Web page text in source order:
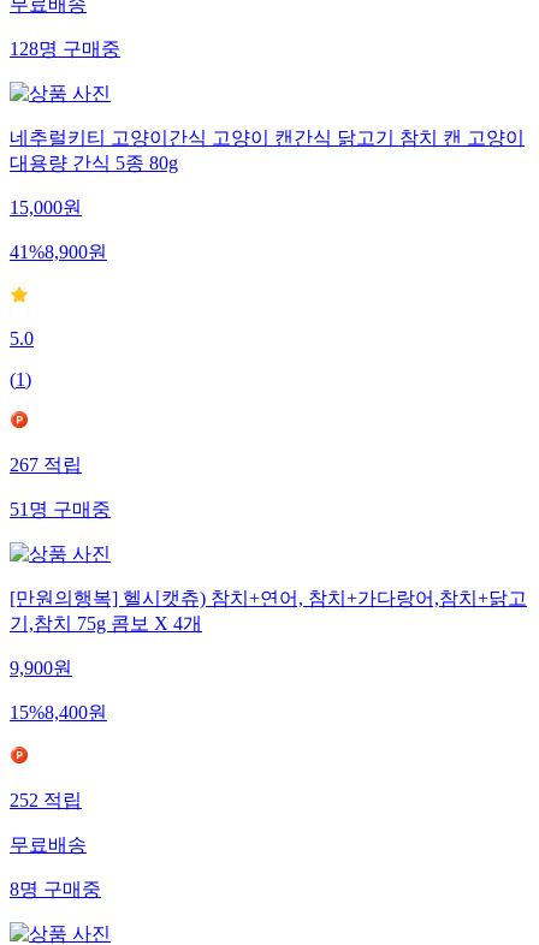
무료배송
128명구매중
네추럴키티 고양이간식 고양이 캔간식 닭고기 참치 캔 고양이
대용량 간식 5종 80g
15,000원
41%8,900원
5.0
(1)
267적립
51명구매중
[만원의행복] 헬시캣츄) 참치+연어, 참치+가다랑어,참치+닭고
기,참치 75g 콤보 X 4개
9,900원
15%8,400원
252적립
무료배송
8명구매중